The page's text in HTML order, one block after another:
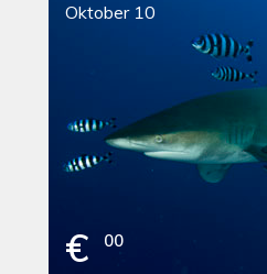
Oktober 10
€ 00